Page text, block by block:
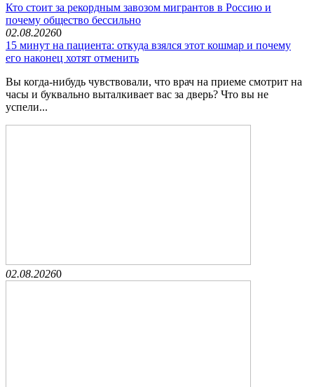
Кто стоит за рекордным завозом мигрантов в Россию и
почему общество бессильно
02.08.20260
15 минут на пациента: откуда взялся этот кошмар и почему
его наконец хотят отменить
Вы когда-нибудь чувствовали, что врач на приеме смотрит на
часы и буквально выталкивает вас за дверь? Что вы не
успели...
02.08.20260